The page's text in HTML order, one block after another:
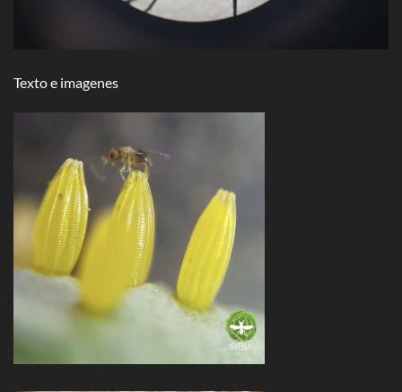
Texto e imagenes